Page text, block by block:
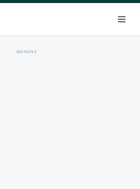
ANNONS